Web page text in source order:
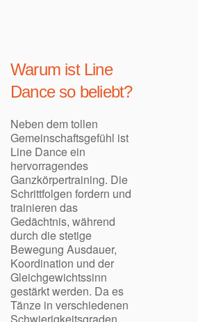
Warum ist Line
Dance so beliebt?
Neben dem tollen
Gemeinschaftsgefühl ist
Line Dance ein
hervorragendes
Ganzkörpertraining. Die
Schrittfolgen fordern und
trainieren das
Gedächtnis, während
durch die stetige
Bewegung Ausdauer,
Koordination und der
Gleichgewichtssinn
gestärkt werden. Da es
Tänze in verschiedenen